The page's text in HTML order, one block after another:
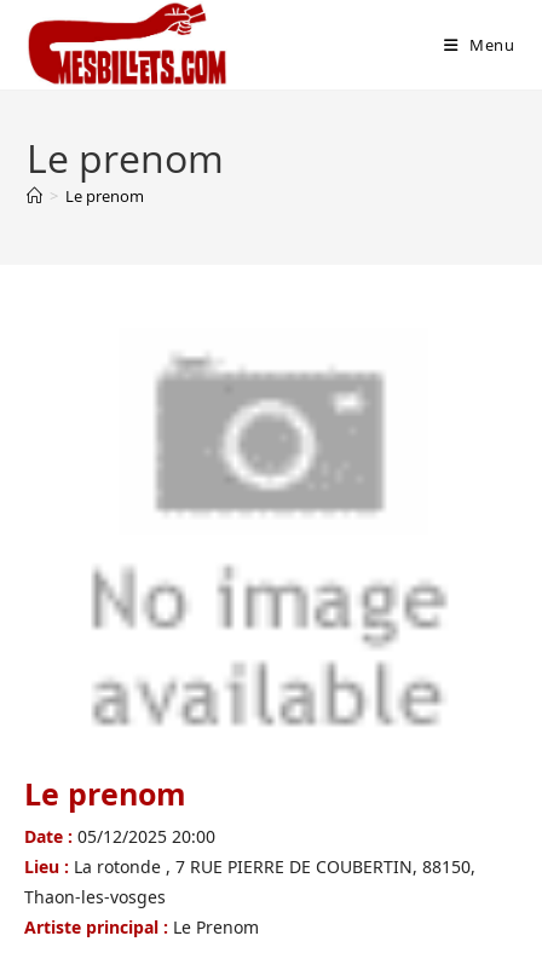
Menu
Le prenom
> Le prenom
Le prenom
Date : 05/12/2025 20:00
Lieu : La rotonde , 7 RUE PIERRE DE COUBERTIN, 88150,
Thaon-les-vosges
Artiste principal : Le Prenom